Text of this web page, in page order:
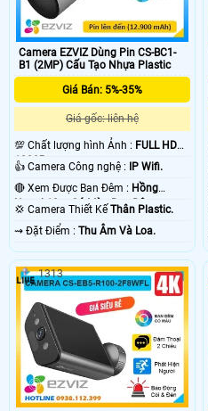
Camera EZVIZ Dùng Pin CS-BC1-
B1 (2MP) Cấu Tạo Nhựa Plastic
Giá Bán: 5%-35%
Giá gốc: liên hệ
💯 Chất lượng hình Ảnh : FULL HD
1080P .
👍 Camera Công nghệ :
IP Wifi.
🔴 Xem Được Ban Đêm : Hồng
Ngoại 10m Có Màu Ban Ðêm.
💢 Camera Thiết Kế Thân Plastic.
️⇝ Đặt Điểm : Thu Âm Và Loa.
1313